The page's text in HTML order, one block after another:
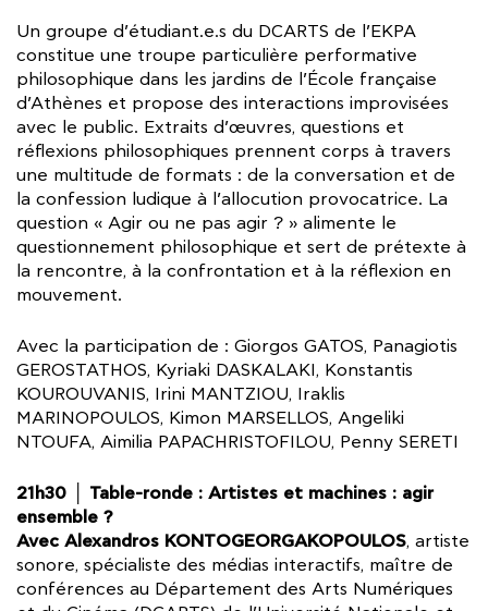
Un groupe d’étudiant.e.s du DCARTS de l’EKPA
constitue une troupe particulière performative
philosophique dans les jardins de l’École française
d’Athènes et propose des interactions improvisées
avec le public. Extraits d’œuvres, questions et
réflexions philosophiques prennent corps à travers
une multitude de formats : de la conversation et de
la confession ludique à l’allocution provocatrice. La
question « Agir ou ne pas agir ? » alimente le
questionnement philosophique et sert de prétexte à
la rencontre, à la confrontation et à la réflexion en
mouvement.
Avec la participation de : Giorgos GATOS, Panagiotis
GEROSTATHOS, Kyriaki DASKALAKI, Konstantis
KOUROUVANIS, Irini MANTZIOU, Iraklis
MARINOPOULOS, Kimon MARSELLOS, Angeliki
NTOUFA, Aimilia PAPACHRISTOFILOU, Penny SERETI
21h30 │ Table-ronde : Artistes et machines : agir
ensemble ?
Avec Alexandros KONTOGEORGAKOPOULOS, artiste
sonore, spécialiste des médias interactifs, maître de
conférences au Département des Arts Numériques